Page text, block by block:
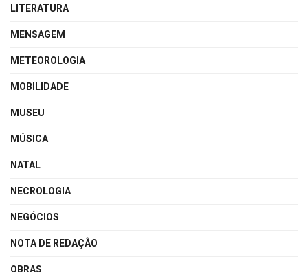
LITERATURA
MENSAGEM
METEOROLOGIA
MOBILIDADE
MUSEU
MÚSICA
NATAL
NECROLOGIA
NEGÓCIOS
NOTA DE REDAÇÃO